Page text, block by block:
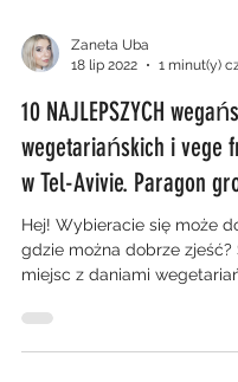
Zaneta Uba
18 lip 2022
1 minut(y)
10 NAJLEPSZYCH
wegetariańskich i vege
w Tel-Avivie. Paragon
Hej! Wybieracie się może
gdzie można dobrze
miejsc z daniami